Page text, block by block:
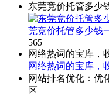
东莞竞价托管多少
莞竞价托管多少钱
565
网络热词的宝库，
网络热词的宝库，
网站排名优化：优
区